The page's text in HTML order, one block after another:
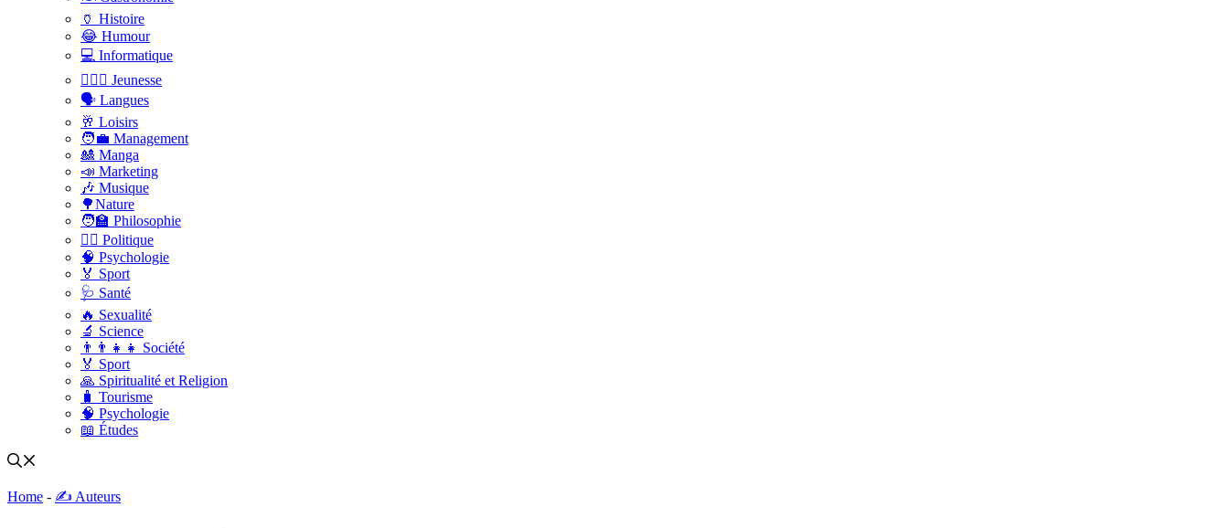
🏺 Histoire
😂 Humour
💻 Informatique
🤸🏽‍♀️ Jeunesse
🗣 Langues
🥂 Loisirs
🧑‍💼 Management
🎎 Manga
📣 Marketing
🎶 Musique
🌳Nature
🧑‍🏫 Philosophie
👨‍⚖️ Politique
🧠 Psychologie
🏅 Sport
🩺 Santé
🔥 Sexualité
🔬 Science
👨‍👨‍👧‍👧 Société
🏅 Sport
🙏 Spiritualité et Religion
🧳 Tourisme
🧠 Psychologie
📖 Études
Home - ✍️ Auteurs